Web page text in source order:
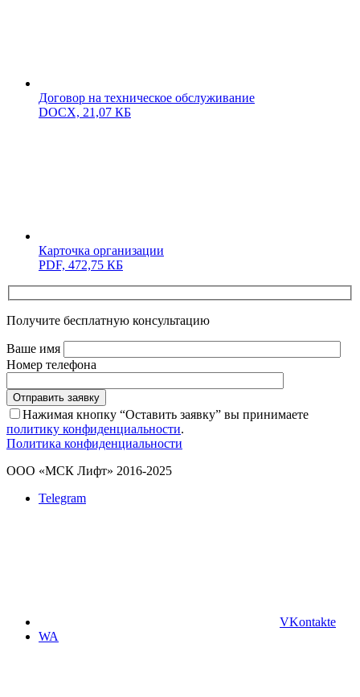
Договор на техническое обслуживание
DOCX, 21,07 КБ
Карточка организации
PDF, 472,75 КБ
Получите бесплатную консультацию
Ваше имя
Номер телефона
Отправить заявку
Нажимая кнопку “Оставить заявку” вы принимаете
политику конфиденциальности.
Политика конфиденциальности
ООО «МСК Лифт» 2016-2025
Telegram
VKontakte
WA